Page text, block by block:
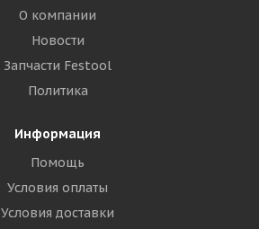
О компании
Новости
Запчасти Festool
Политика
Информация
Помощь
Условия оплаты
Условия доставки